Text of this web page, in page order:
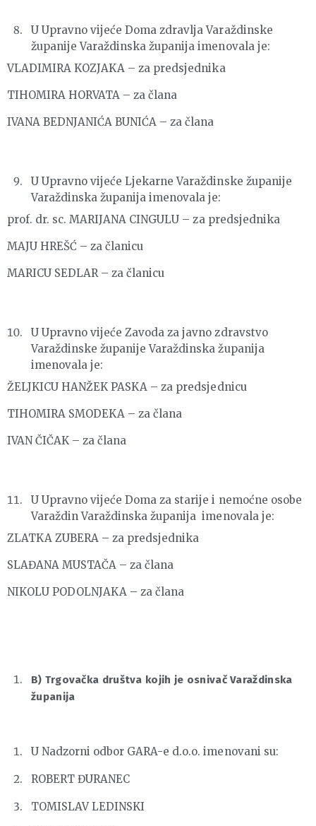
U Upravno vijeće Doma zdravlja Varaždinske
županije Varaždinska županija imenovala je:
VLADIMIRA KOZJAKA – za predsjednika
TIHOMIRA HORVATA – za člana
IVANA BEDNJANIĆA BUNIĆA – za člana
U Upravno vijeće Ljekarne Varaždinske županije
Varaždinska županija imenovala je:
prof. dr. sc. MARIJANA CINGULU – za predsjednika
MAJU HREŠĆ – za članicu
MARICU SEDLAR – za članicu
U Upravno vijeće Zavoda za javno zdravstvo
Varaždinske županije Varaždinska županija
imenovala je:
ŽELJKICU HANŽEK PASKA – za predsjednicu
TIHOMIRA SMODEKA – za člana
IVAN ČIČAK – za člana
U Upravno vijeće Doma za starije i nemoćne osobe
Varaždin Varaždinska županija imenovala je:
ZLATKA ZUBERA – za predsjednika
SLAĐANA MUSTAČA – za člana
NIKOLU PODOLNJAKA – za člana
B) Trgovačka društva kojih je osnivač Varaždinska
županija
U Nadzorni odbor GARA-e d.o.o. imenovani su:
ROBERT ĐURANEC
TOMISLAV LEDINSKI